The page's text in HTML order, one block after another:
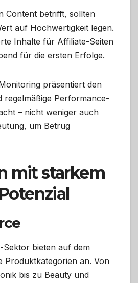
Content betrifft, sollten
auf Hochwertigkeit legen.
Inhalte für Affiliate-Seiten
für die ersten Erfolge.
präsentiert den
regelmäßige Performance-
– nicht weniger auch
um Betrug
mit starkem
Sektor bieten auf dem
Produktkategorien an. Von
bis zu Beauty und